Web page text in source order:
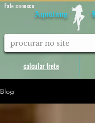
Aqualung
calcular frete
Fale conosco
Blog